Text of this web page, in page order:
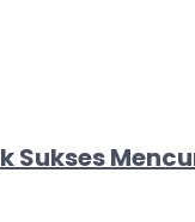
Sukses